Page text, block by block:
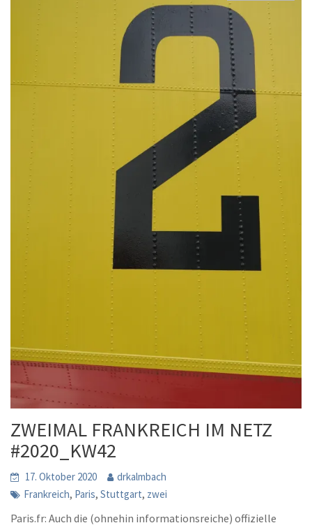
ZWEIMAL FRANKREICH IM NETZ
#2020_KW42
17. Oktober 2020
drkalmbach
Frankreich, Paris,Stuttgart, zwei
Paris.fr: Auch die (ohnehin informationsreiche) offizielle